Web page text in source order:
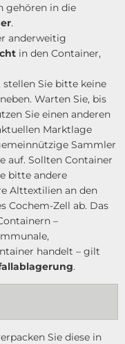
gehören in die
.
anderweitig
in den Container,
Sie bitte keine
Warten Sie, bis
Sie einen anderen
Marktlage
Sammler
auf. Sollten Container
bitte andere
Alttextilien an den
Cochem-Zell ab. Das
–
handelt – gilt
.
Sie diese in